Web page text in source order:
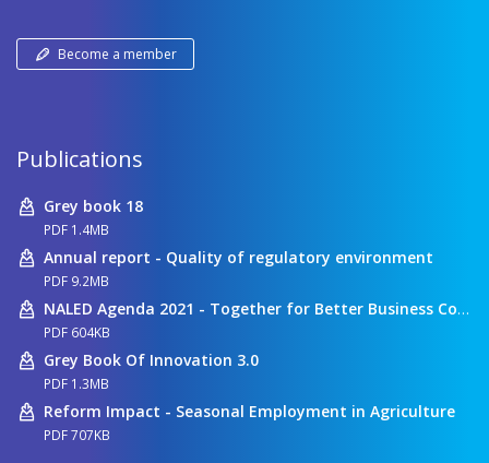
Become a member
Publications
Grey book 18
PDF 1.4MB
Annual report - Quality of regulatory environment
PDF 9.2MB
NALED Agenda 2021 - Together for Better Business Conditions
PDF 604KB
Grey Book Of Innovation 3.0
PDF 1.3MB
Reform Impact - Seasonal Employment in Agriculture
PDF 707KB